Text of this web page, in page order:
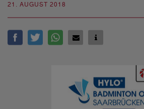
21. AUGUST 2018